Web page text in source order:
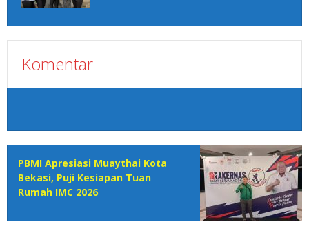
Komentar
PBMI Apresiasi Muaythai Kota
Bekasi, Puji Kesiapan Tuan
Rumah IMC 2026